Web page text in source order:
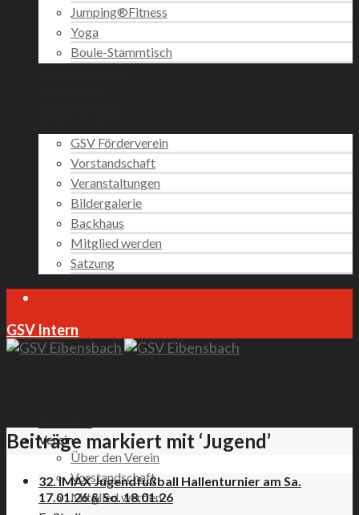
Jumping®Fitness
Yoga
Boule-Stammtisch
GSV Förderverein
Vorstandschaft
Veranstaltungen
Bildergalerie
Backhaus
Mitglied werden
Satzung
GSV Intern
Verein
Über den Verein
Vorstandschaft
Mitglied werden
Beiträge markiert mit ‘Jugend’
32. IMAX Jugendfußball Hallenturnier am Sa.
17.01.26 & So. 18.01.26